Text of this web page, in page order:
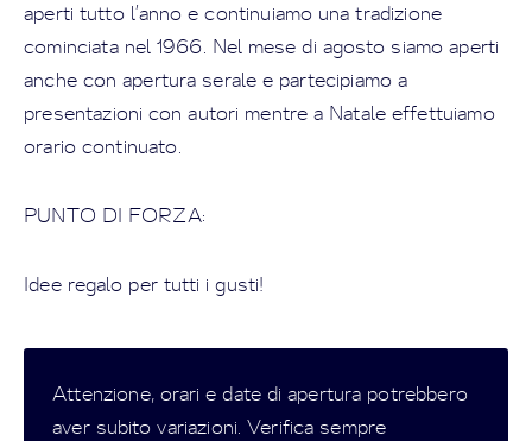
aperti tutto l’anno e continuiamo una tradizione
cominciata nel 1966. Nel mese di agosto siamo aperti
anche con apertura serale e partecipiamo a
presentazioni con autori mentre a Natale effettuiamo
orario continuato.
PUNTO DI FORZA:
Idee regalo per tutti i gusti!
Attenzione, orari e date di apertura potrebbero
aver subito variazioni. Verifica sempre